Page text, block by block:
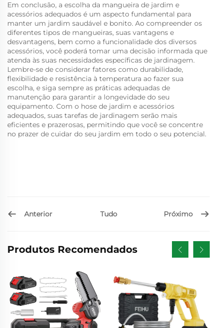
Em conclusão, a escolha da mangueira de jardim e
acessórios adequados é um aspecto fundamental para
manter um jardim saudável e bonito. Ao compreender os
diferentes tipos de mangueiras, suas vantagens e
desvantagens, bem como a funcionalidade dos diversos
acessórios, você poderá tomar uma decisão informada que
atenda às suas necessidades específicas de jardinagem.
Lembre-se de considerar fatores como durabilidade,
flexibilidade e resistência à temperatura ao fazer sua
escolha, e siga sempre as práticas adequadas de
manutenção para garantir a longevidade do seu
equipamento. Com o hose de jardim e acessórios
adequados, suas tarefas de jardinagem serão mais
eficientes e prazerosas, permitindo que você se concentre
no prazer de cuidar do seu jardim em todo o seu potencial.
Anterior Tudo Próximo
Produtos Recomendados